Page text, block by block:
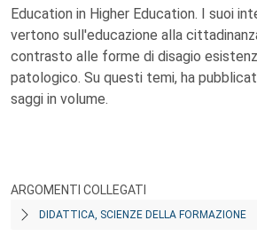
Education in Higher Education. I suoi
vertono sull'educazione alla
contrasto alle forme di disagio
patologico. Su questi temi, ha
saggi in volume.
ARGOMENTI COLLEGATI
DIDATTICA, SCIENZE DELLA FORMAZIONE